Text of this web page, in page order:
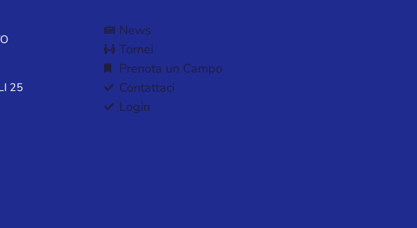
25
News
Tornei
Prenota un Campo
Contattaci
Login